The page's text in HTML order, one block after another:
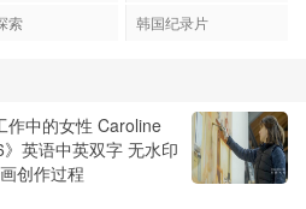
索 韩国纪录片
作中的女性 Caroline
英语中英双字 无水印
创作过程